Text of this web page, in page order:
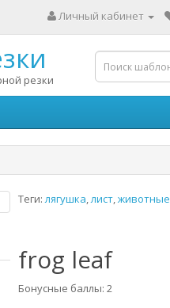
Личный кабинет
резки
Теги:лягушка,лист,животные
frog leaf
Бонусные баллы: 2